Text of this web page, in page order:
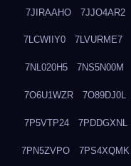
7JIRAAHO 7JJO4AR2
7LCWIIY0 7LVURME7
7NL020H5 7NS5N00M
7O6U1WZR 7O89DJ0L
7P5VTP24 7PDDGXNL
7PN5ZVPO 7PS4XQMK